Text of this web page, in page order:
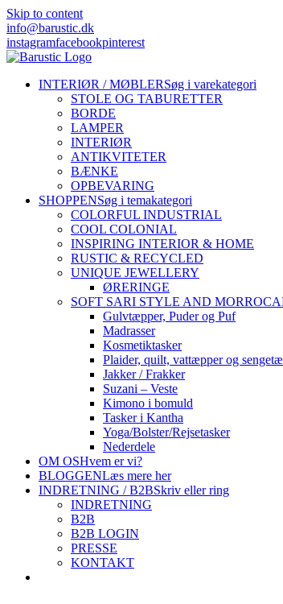
Skip to content
info@barustic.dk
instagramfacebookpinterest
INTERIØR / MØBLERSøg i varekategori
STOLE OG TABURETTER
BORDE
LAMPER
INTERIØR
ANTIKVITETER
BÆNKE
OPBEVARING
SHOPPENSøg i temakategori
COLORFUL INDUSTRIAL
COOL COLONIAL
INSPIRING INTERIOR & HOME
RUSTIC & RECYCLED
UNIQUE JEWELLERY
ØRERINGE
SOFT SARI STYLE AND
Gulvtæpper, Puder og Puf
Madrasser
Kosmetiktasker
Plaider, quilt, vattæpper og
Jakker / Frakker
Suzani – Veste
Kimono i bomuld
Tasker i Kantha
Yoga/Bolster/Rejsetasker
Nederdele
OM OSHvem er vi?
BLOGGENLæs mere her
INDRETNING / B2BSkriv eller ring
INDRETNING
B2B
B2B LOGIN
PRESSE
KONTAKT